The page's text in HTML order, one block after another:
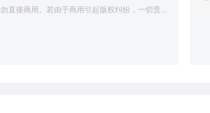
直接商用。若由于商用引起版权纠纷，一切责任